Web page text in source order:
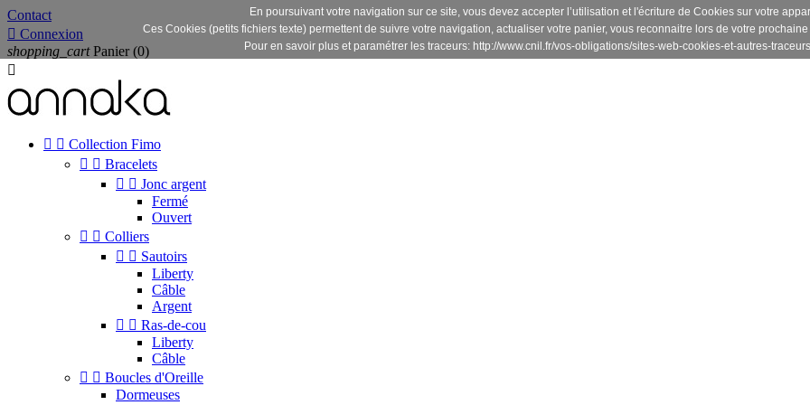
Contact
 Connexion
shopping_cart Panier (0)

  Collection Fimo
  Bracelets
  Jonc argent
Fermé
Ouvert
  Colliers
  Sautoirs
Liberty
Câble
Argent
  Ras-de-cou
Liberty
Câble
  Boucles d'Oreille
Dormeuses
En poursuivant votre navigation sur ce site, vous devez accepter l’utilisation et l'écriture de Cookies sur votre
Ces Cookies (petits fichiers texte) permettent de suivre votre navigation, actualiser votre panier, vous reconnaitre lors de votre
Pour en savoir plus et paramétrer les traceurs: http://www.cnil.fr/vos-obligations/sites-web-cookies-et-autres-